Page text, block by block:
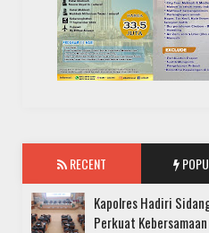
RECENT
Kapolres Hadiri
Perkuat